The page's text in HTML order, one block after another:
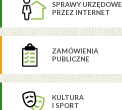
SPRAWY URZĘDOWE
PRZEZ INTERNET
ZAMÓWIENIA
PUBLICZNE
KULTURA
I SPORT